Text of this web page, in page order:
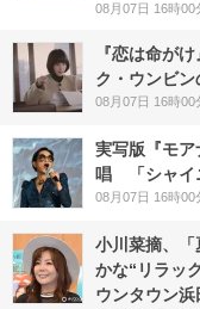
08月07日 16時00
『恋は命が
ク・ウンビ
08月07日 16時00
実写版『モ
唱 「シャイ
08月07日 16時00
小川菜摘、
かな“リラッ
ウンタウン浜